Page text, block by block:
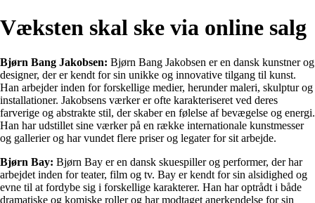
Væksten skal ske via online salg
Bjørn Bang Jakobsen: Bjørn Bang Jakobsen er en dansk kunstner og
designer, der er kendt for sin unikke og innovative tilgang til kunst.
Han arbejder inden for forskellige medier, herunder maleri, skulptur og
installationer. Jakobsens værker er ofte karakteriseret ved deres
farverige og abstrakte stil, der skaber en følelse af bevægelse og energi.
Han har udstillet sine værker på en række internationale kunstmesser
og gallerier og har vundet flere priser og legater for sit arbejde.
Bjørn Bay: Bjørn Bay er en dansk skuespiller og performer, der har
arbejdet inden for teater, film og tv. Bay er kendt for sin alsidighed og
evne til at fordybe sig i forskellige karakterer. Han har optrådt i både
dramatiske og komiske roller og har modtaget anerkendelse for sin